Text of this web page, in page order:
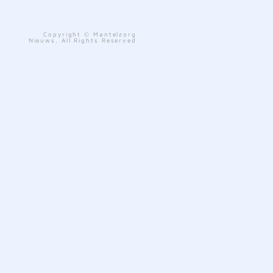
Copyright © Mantelzorg
Nieuws. All Rights Reserved